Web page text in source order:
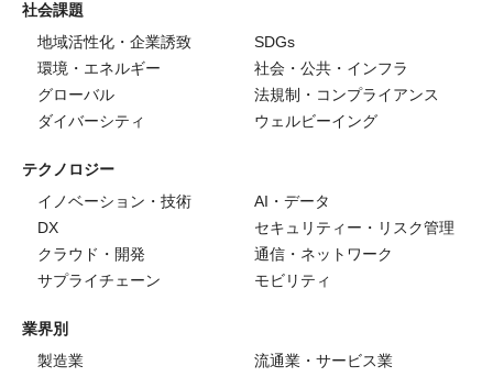
社会課題
地域活性化・企業誘致
SDGs
環境・エネルギー
社会・公共・インフラ
グローバル
法規制・コンプライアンス
ダイバーシティ
ウェルビーイング
テクノロジー
イノベーション・技術
AI・データ
DX
セキュリティー・リスク管理
クラウド・開発
通信・ネットワーク
サプライチェーン
モビリティ
業界別
製造業
流通業・サービス業